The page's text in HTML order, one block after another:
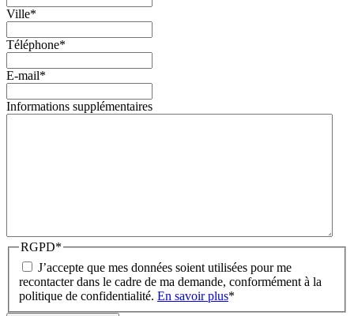
Ville*
Téléphone*
E-mail*
Informations supplémentaires
RGPD*
J’accepte que mes données soient utilisées pour me
recontacter dans le cadre de ma demande, conformément à la
politique de confidentialité. En savoir plus*